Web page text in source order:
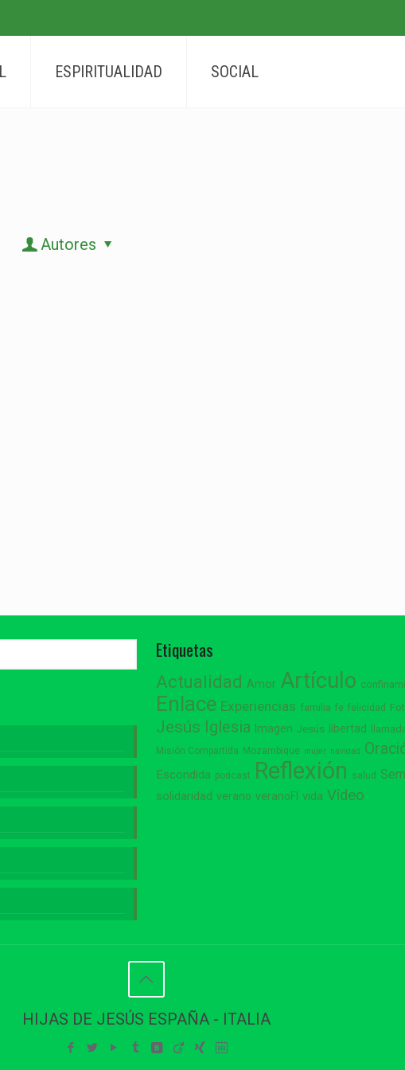
ESPIRITUALIDAD SOCIAL
Autores
Etiquetas
Actualidad Amor Artículo
Enlace Experiencias familia fe felicidad
Jesús Iglesia Imagen Jesús libertad
Misión Compartida Mozambique mujer navidad
Escondida podcast Reflexión salud
solidaridad verano veranoFI vida Vídeo
HIJAS DE JESÚS ESPAÑA - ITALIA